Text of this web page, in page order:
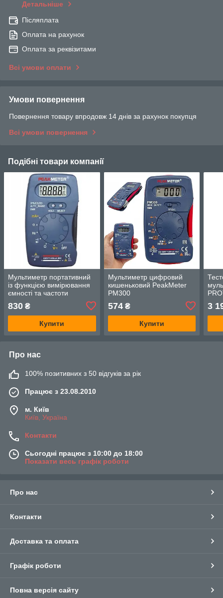
Детальніше
Післяплата
Оплата на рахунок
Оплата за реквізитами
Всі умови оплати
Умови повернення
Повернення товару впродовж 14 днів за рахунок покупця
Всі умови повернення
Подібні товари компанії
Мультиметр портативний
із функцією вимірювання
ємності та частоти
830 ₴
Купити
Мультиметр цифровий
кишеньковий PeakMeter
PM300
574₴
Купити
3
Про нас
100% позитивних з 50 відгуків за рік
Працює з 23.08.2010
м. Київ
Київ, Україна
Контакти
Сьогодні працює з 10:00 до 18:00
Показати весь графік роботи
Про нас
Контакти
Доставка та оплата
Графік роботи
Повна версія сайту